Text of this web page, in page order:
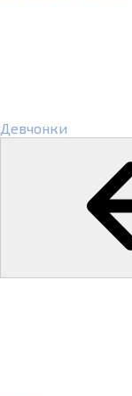
Девчонки